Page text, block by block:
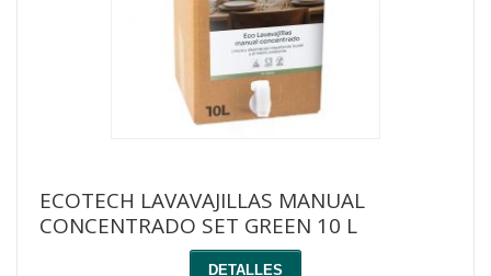
ECOTECH LAVAVAJILLAS MANUAL
CONCENTRADO SET GREEN 10 L
DETALLES